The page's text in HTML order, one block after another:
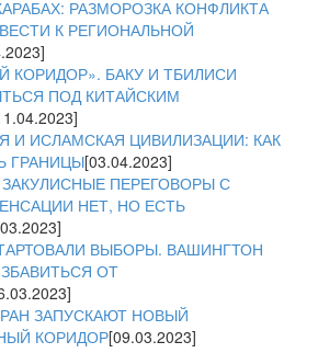
РАЗМОРОЗКА КОНФЛИКТА
К РЕГИОНАЛЬНОЙ
КОРИДОР». БАКУ И ТБИЛИСИ
ПОД КИТАЙСКИМ
И ИСЛАМСКАЯ ЦИВИЛИЗАЦИИ: КАК
ГРАНИЦЫ[03.04.2023]
ЗАКУЛИСНЫЕ ПЕРЕГОВОРЫ С
НЕТ, НО ЕСТЬ
ВЫБОРЫ. ВАШИНГТОН
ОТ
ЗАПУСКАЮТ НОВЫЙ
КОРИДОР[09.03.2023]